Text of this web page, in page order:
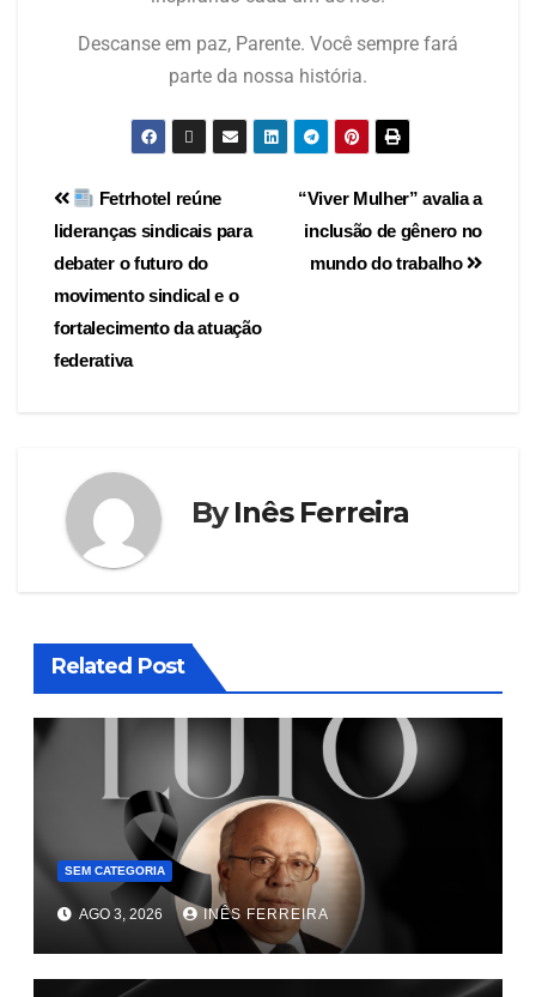
Descanse em paz, Parente. Você sempre fará
parte da nossa história.
“Viver Mulher” avalia a
inclusão de gênero no
mundo do trabalho
Fetrhotel reúne
lideranças sindicais para
debater o futuro do
movimento sindical e o
fortalecimento da atuação
federativa
ByInês Ferreira
Related Post
SEM CATEGORIA
AGO 3, 2026 INÊS FERREIRA